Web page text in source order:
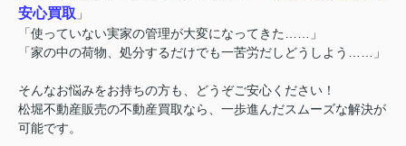
安心買取 」
「使っていない実家の管理が大変になってきた……」
「家の中の荷物、処分するだけでも一苦労だしどうしよう……」
そんなお悩みをお持ちの方も、どうぞご安心ください！
松堀不動産販売の不動産買取なら、一歩進んだスムーズな解決が
可能です。